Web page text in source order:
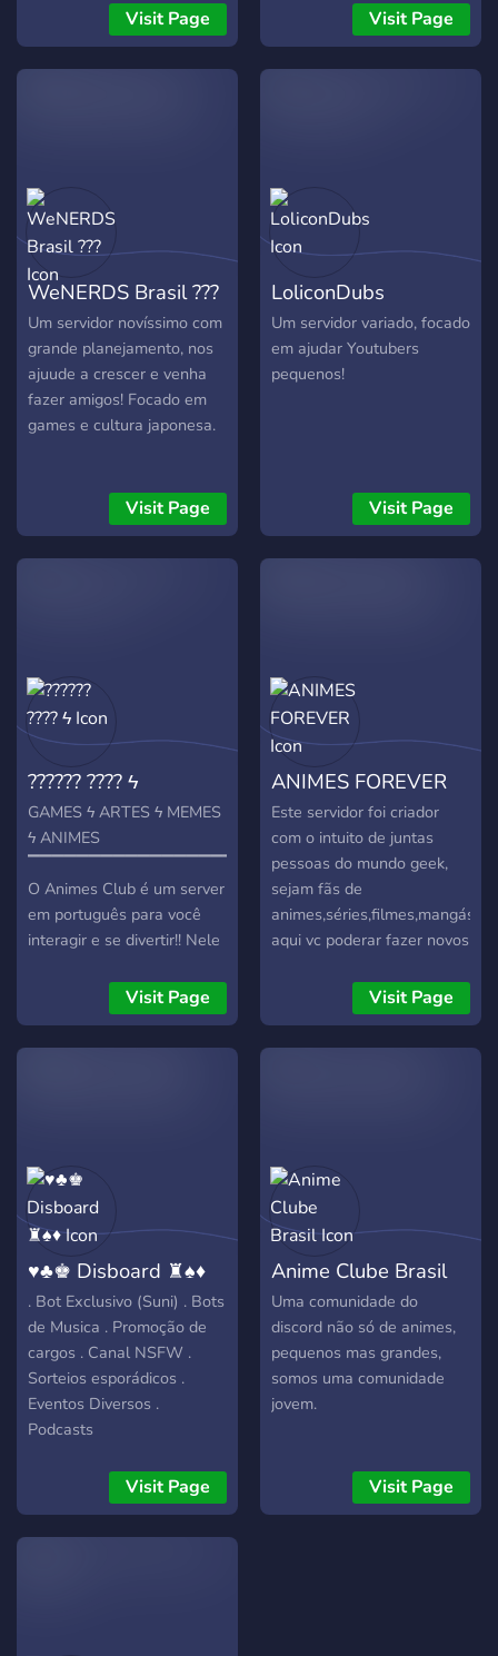
(keys, kakeras, spheres
etc...). Server com foco em
mudae mas sintam se a
Visit Page
imagens; e calls gerais).
Visit Page
WeNERDS Brasil ???
Um servidor novíssimo com
grande planejamento, nos
ajuude a crescer e venha
fazer amigos! Focado em
games e cultura japonesa.
Visit Page
LoliconDubs
Um servidor variado, focado
em ajudar Youtubers
pequenos!
Visit Page
?????? ???? ϟ
GAMES ϟ ARTES ϟ MEMES
ϟ ANIMES
▔▔▔▔▔▔▔▔▔▔▔▔▔▔▔▔▔▔
O Animes Club é um server
em português para você
interagir e se divertir!! Nele
──────────────────────────────────────
➤ Muitos chats ativos! ➤
Registro por reações! ➤
streams e etc... ➤ Chats
para você divulgar suas
artes, redes sociais e etc...
➤ Muitas calls como: bots
de musicas,call de jogos e
etc... ➤ Privacidade e
segurança! ➤ E muuuito
mais!
──────────────────────────────────────
Divirta-se com a gente
nessa aventura!
Visit Page
ANIMES FOREVER
Este servidor foi criador
com o intuito de juntas
pessoas do mundo geek,
sejam fãs de
aqui vc poderar fazer novos
Visit Page
♥♣♚ Disboard ♜♠♦
. Bot Exclusivo (Suni) . Bots
de Musica . Promoção de
cargos . Canal NSFW .
Sorteios esporádicos .
Eventos Diversos .
Podcasts
Visit Page
Anime Clube Brasil
Uma comunidade do
discord não só de animes,
pequenos mas grandes,
somos uma comunidade
jovem.
Visit Page